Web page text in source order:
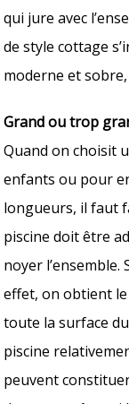
qui jure avec
de style cottage
moderne et
Grand ou trop
Quand on choisit
enfants ou pour
longueurs, il faut
piscine doit être
noyer
effet, on obtient
toute la surface
piscine
peuvent